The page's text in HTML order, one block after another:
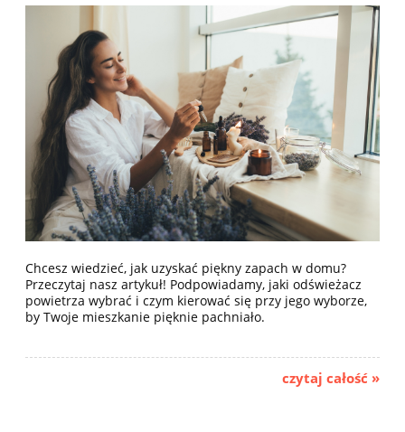
Chcesz wiedzieć, jak uzyskać piękny zapach w domu?
Przeczytaj nasz artykuł! Podpowiadamy, jaki odświeżacz
powietrza wybrać i czym kierować się przy jego wyborze,
by Twoje mieszkanie pięknie pachniało.
czytaj całość »